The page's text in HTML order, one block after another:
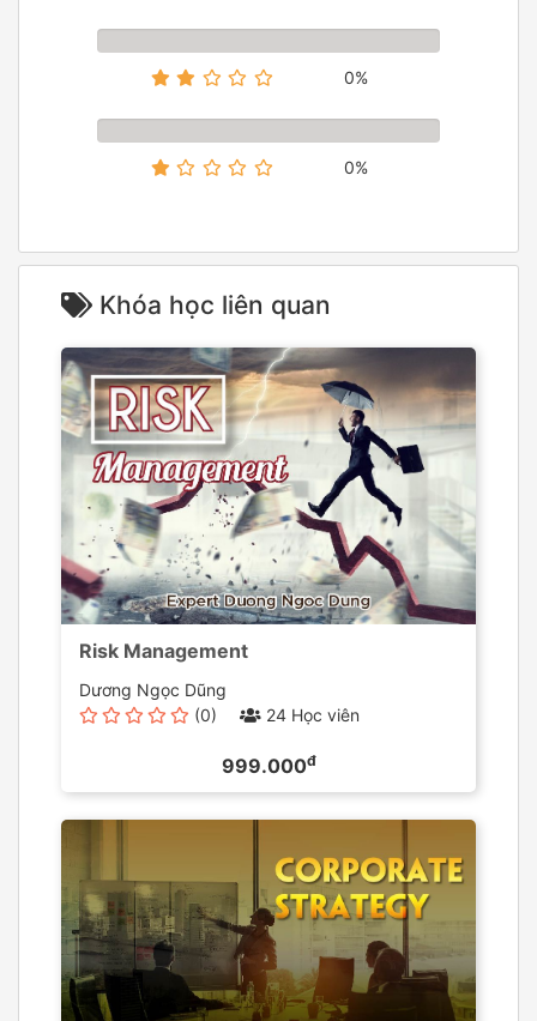
0%
0%
Khóa học liên quan
Risk Management
Dương Ngọc Dũng
(0)
24 Học viên
999.000đ